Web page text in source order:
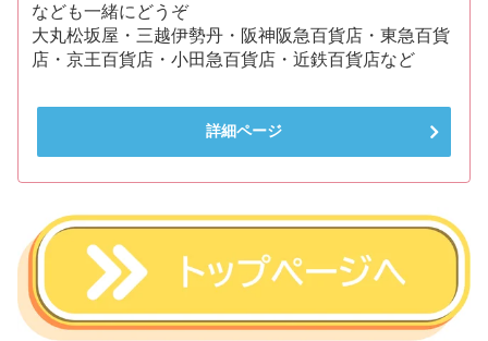
なども一緒にどうぞ
大丸松坂屋・三越伊勢丹・阪神阪急百貨店・東急百貨
店・京王百貨店・小田急百貨店・近鉄百貨店など
詳細ページ